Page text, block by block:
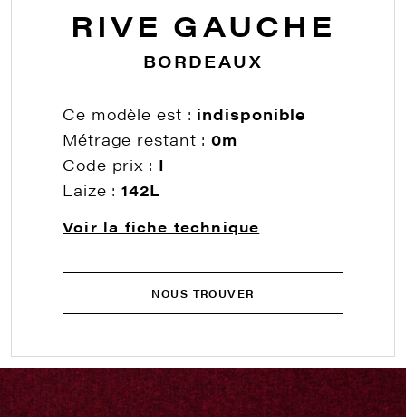
RIVE GAUCHE
BORDEAUX
Ce modèle est : indisponible
Métrage restant :0m
Code prix : I
Laize :142L
Voir la fiche technique
NOUS TROUVER